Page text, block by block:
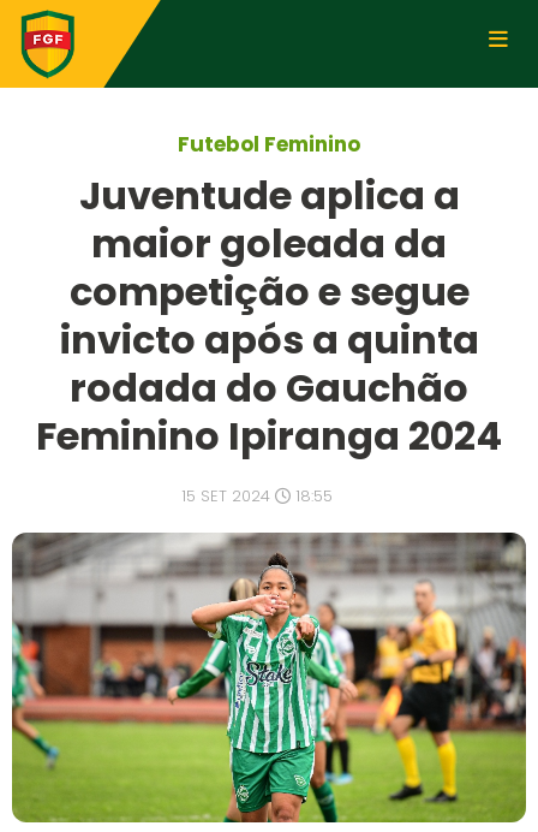
Futebol Feminino
Juventude aplica a
maior goleada da
competição e segue
invicto após a quinta
rodada do Gauchão
Feminino Ipiranga 2024
15 SET 2024 18:55